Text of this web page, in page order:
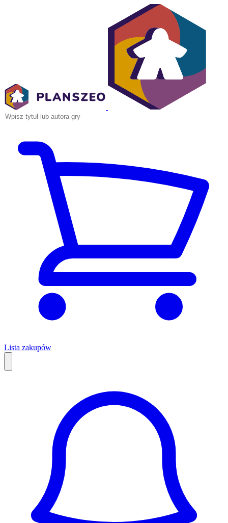
Lista zakupów